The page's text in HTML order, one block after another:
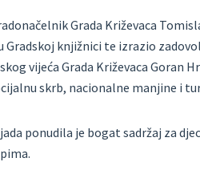
Grada Križevaca
Gradskoj knjižnici te izrazio
vijeća Grada Križevaca Goran
skrb, nacionalne manjine i
ponudila je bogat sadržaj za